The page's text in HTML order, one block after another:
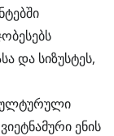
და სიზუსტეს,
ენის